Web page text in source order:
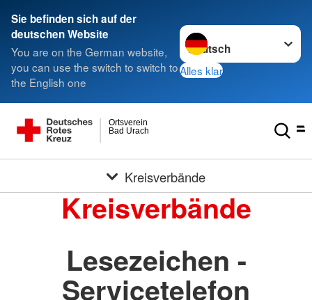
Sie befinden sich auf der
deutschen Website
You are on the German website,
you can use the switch to switch to
the English one
Sprache wechseln zu
Alles klar
Bad Urach
Ortsverein
Kreisverbände
Kreisverbände
Lesezeichen -
Servicetelefon